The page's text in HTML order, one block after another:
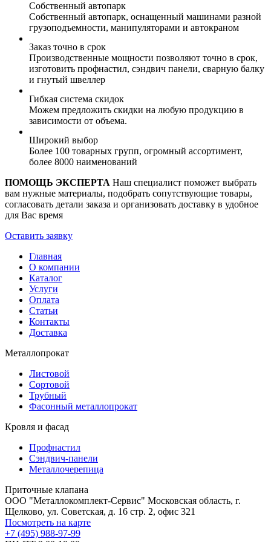
Собственный автопарк
Собственный автопарк, оснащенный машинами разной
грузоподъемности, манипуляторами и автокраном
Заказ точно в срок
Производственные мощности позволяют точно в срок,
изготовить профнастил, сэндвич панели, сварную балку
и гнутый швеллер
Гибкая система скидок
Можем предложить скидки на любую продукцию в
зависимости от объема.
Широкий выбор
Более 100 товарных групп, огромный ассортимент,
более 8000 наименований
ПОМОЩЬ ЭКСПЕРТА Наш специалист поможет выбрать
вам нужные материалы, подобрать сопутствующие товары,
согласовать детали заказа и организовать доставку в удобное
для Вас время
Оставить заявку
Главная
О компании
Каталог
Услуги
Оплата
Статьи
Контакты
Доставка
Металлопрокат
Листовой
Сортовой
Трубный
Фасонный металлопрокат
Кровля и фасад
Профнастил
Сэндвич-панели
Металлочерепица
Приточные клапана
ООО "Металлокомплект-Сервис" Московская область, г.
Щелково, ул. Советская, д. 16 стр. 2, офис 321
Посмотреть на карте
+7 (495) 988-97-99